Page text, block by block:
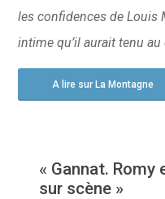
les confidences de Louis
intime qu’il aurait tenu
A lire sur La Montagne
« Gannat.
sur scène »